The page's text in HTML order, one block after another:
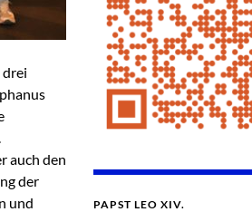
drei
auch den
der
und
PAPST LEO XIV.